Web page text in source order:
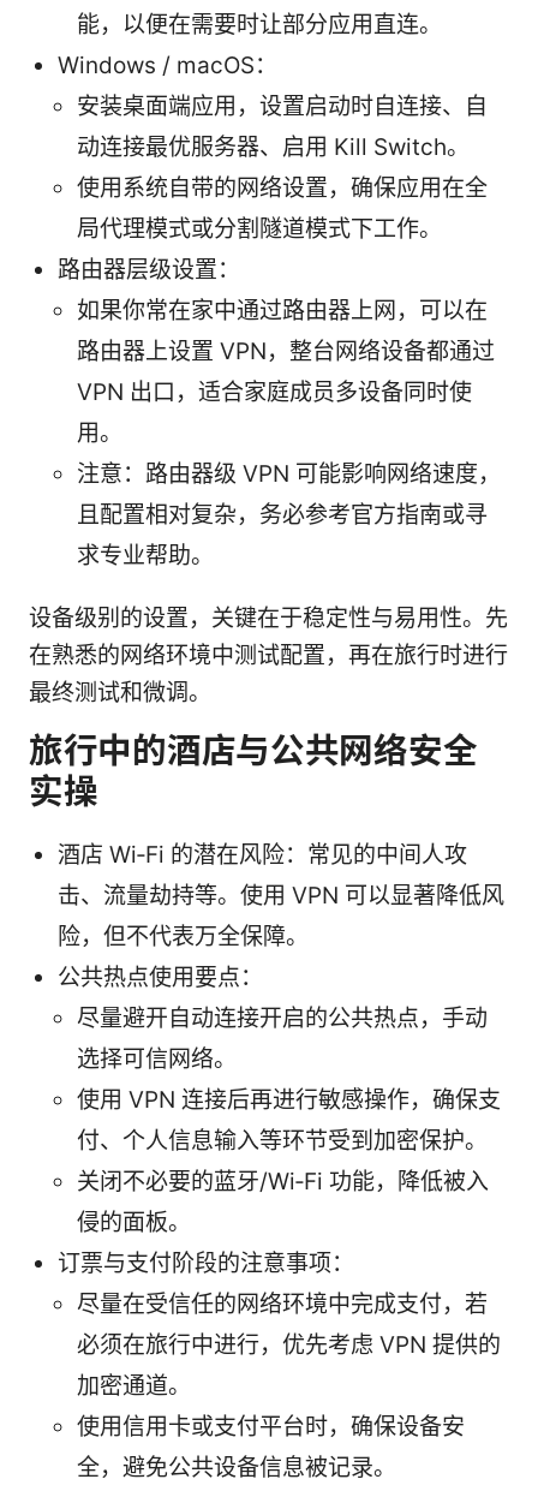
能，以便在需要时让部分应用直连。
Windows / macOS：
安装桌面端应用，设置启动时自连接、自
动连接最优服务器、启用 Kill Switch。
使用系统自带的网络设置，确保应用在全
局代理模式或分割隧道模式下工作。
路由器层级设置：
如果你常在家中通过路由器上网，可以在
路由器上设置 VPN，整台网络设备都通过
VPN 出口，适合家庭成员多设备同时使
用。
注意：路由器级 VPN 可能影响网络速度，
且配置相对复杂，务必参考官方指南或寻
求专业帮助。
设备级别的设置，关键在于稳定性与易用性。先
在熟悉的网络环境中测试配置，再在旅行时进行
最终测试和微调。
旅行中的酒店与公共网络安全
实操
酒店 Wi‑Fi 的潜在风险：常见的中间人攻
击、流量劫持等。使用 VPN 可以显著降低风
险，但不代表万全保障。
公共热点使用要点：
尽量避开自动连接开启的公共热点，手动
选择可信网络。
使用 VPN 连接后再进行敏感操作，确保支
付、个人信息输入等环节受到加密保护。
关闭不必要的蓝牙/Wi‑Fi 功能，降低被入
侵的面板。
订票与支付阶段的注意事项：
尽量在受信任的网络环境中完成支付，若
必须在旅行中进行，优先考虑 VPN 提供的
加密通道。
使用信用卡或支付平台时，确保设备安
全，避免公共设备信息被记录。